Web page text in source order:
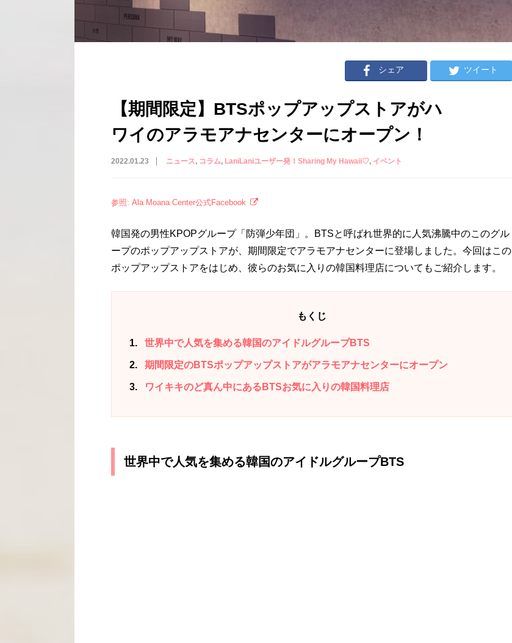
シェア ツイート
【期間限定】BTSポップアップストアがハ
ワイのアラモアナセンターにオープン！
2022.01.23 ニュース コラム LaniLaniユーザー発！Sharing My Hawaii♡ イベント
参照: Ala Moana Center公式Facebook
韓国発の男性KPOPグループ「防弾少年団」。BTSと呼ばれ世界的に人気沸騰中のこのグル
ープのポップアップストアが、期間限定でアラモアナセンターに登場しました。今回はこの
ポップアップストアをはじめ、彼らのお気に入りの韓国料理店についてもご紹介します。
もくじ
1 世界中で人気を集める韓国のアイドルグループBTS
2 期間限定のBTSポップアップストアがアラモアナセンターにオープン
3 ワイキキのど真ん中にあるBTSお気に入りの韓国料理店
世界中で人気を集める韓国のアイドルグループBTS